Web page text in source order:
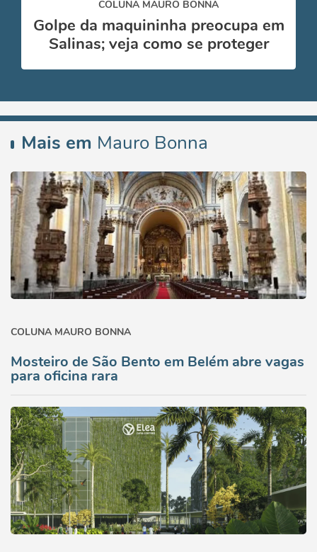
COLUNA MAURO BONNA
Golpe da maquininha preocupa em
Salinas; veja como se proteger
Mais em Mauro Bonna
COLUNA MAURO BONNA
Mosteiro de São Bento em Belém abre vagas
para oficina rara